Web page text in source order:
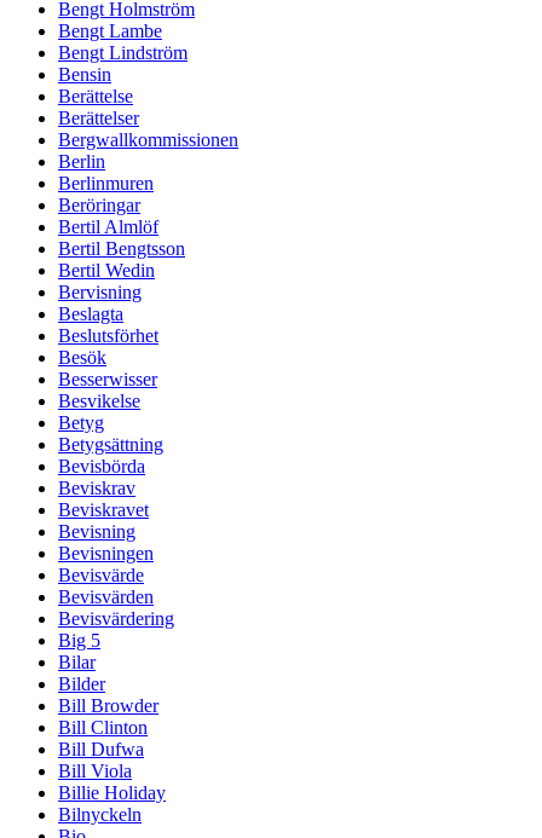
Bengt Holmström
Bengt Lambe
Bengt Lindström
Bensin
Berättelse
Berättelser
Bergwallkommissionen
Berlin
Berlinmuren
Beröringar
Bertil Almlöf
Bertil Bengtsson
Bertil Wedin
Bervisning
Beslagta
Beslutsförhet
Besök
Besserwisser
Besvikelse
Betyg
Betygsättning
Bevisbörda
Beviskrav
Beviskravet
Bevisning
Bevisningen
Bevisvärde
Bevisvärden
Bevisvärdering
Big 5
Bilar
Bilder
Bill Browder
Bill Clinton
Bill Dufwa
Bill Viola
Billie Holiday
Bilnyckeln